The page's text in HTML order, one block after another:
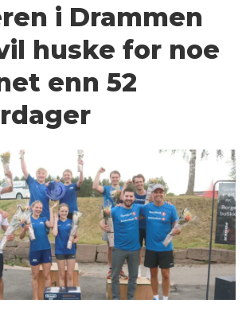
i Drammen
huske for noe
enn 52